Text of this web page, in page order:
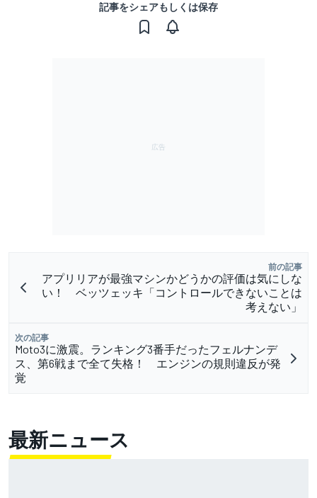
記事をシェアもしくは保存
前の記事
アプリリアが最強マシンかどうかの評価は気にしな
い！ ベッツェッキ「コントロールできないことは
考えない」
次の記事
Moto3に激震。ランキング3番手だったフェルナンデ
ス、第6戦まで全て失格！ エンジンの規則違反が発
覚
最新ニュース